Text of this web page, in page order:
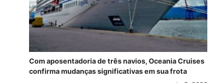
Com aposentadoria de três navios, Oceania Cruises
confirma mudanças significativas em sua frota